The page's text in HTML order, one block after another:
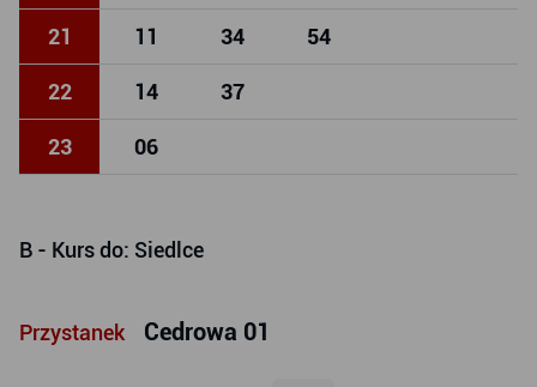
21 11 34 54
22 14 37
23 06
B - Kurs do: Siedlce
Przystanek Cedrowa 01